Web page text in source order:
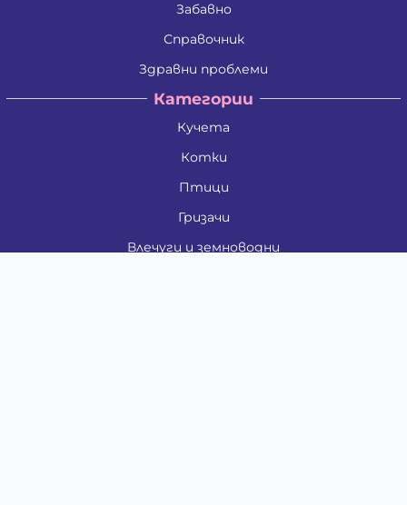
Забавно
Справочник
Здравни проблеми
Категории
Кучета
Котки
Птици
Гризачи
Влечуги и земноводни